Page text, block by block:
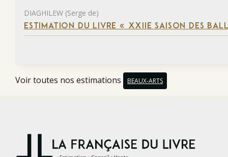
DIAGHILEW (Serge de)
ESTIMATION DU LIVRE « XXIIE SAISON DES
Voir toutes nos estimations BEAUX-ARTS